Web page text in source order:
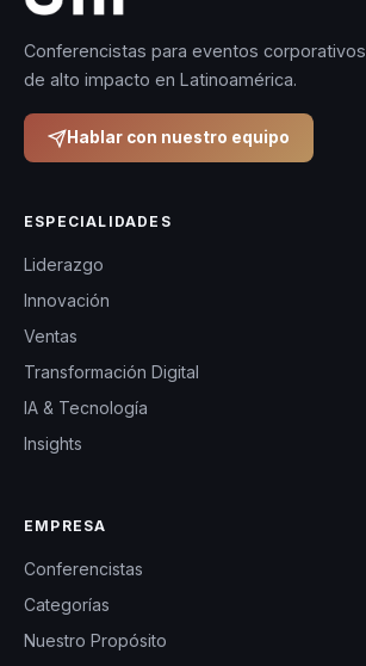
Conferencistas para eventos corporativos
de alto impacto en Latinoamérica.
Hablar con nuestro equipo
ESPECIALIDADES
Liderazgo
Innovación
Ventas
Transformación Digital
IA & Tecnología
Insights
EMPRESA
Conferencistas
Categorías
Nuestro Propósito